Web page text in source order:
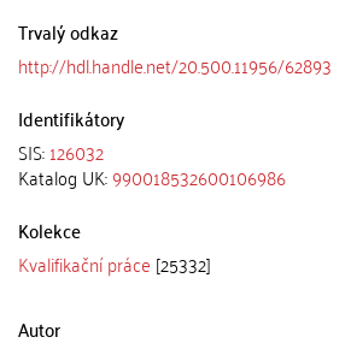
Trvalý odkaz
http://hdl.handle.net/20.500.11956/62893
Identifikátory
SIS:126032
Katalog UK:990018532600106986
Kolekce
Kvalifikační práce [25332]
Autor